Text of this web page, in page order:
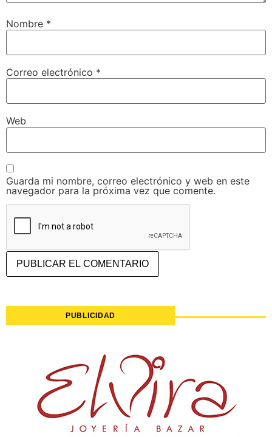
Nombre *
Correo electrónico *
Web
Guarda mi nombre, correo electrónico y web en este
navegador para la próxima vez que comente.
PUBLICIDAD